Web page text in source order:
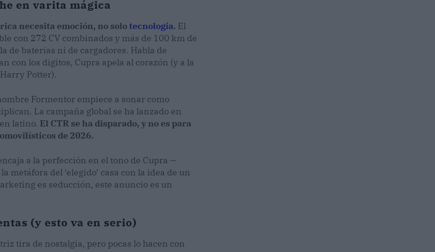
en varita mágica
necesita emoción, no solotecnología. El
con 272 CV combinados y más de 100 km de
de baterías ni de cargadores. Habla de
con los dígitos, Cupra apela al corazón (y a la
Potter).
Formentor empiece a sonar como
La campaña global se ha lanzado en
latino. El CTR se ha disparado, y no es para
de 2026.
a la perfección en el tono de Cupra —
metáfora del ‘elegido’ casa con la idea de un
es seducción, este anuncio es un
(y esto va en serio)
tira de nostalgia, pero pocas lo hacen con